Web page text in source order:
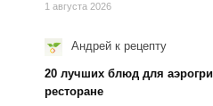
1 августа 2026
Андрей к рецепту
20 лучших блюд для
ресторане